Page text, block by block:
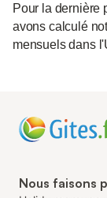
Pour la dernière
avons calculé
mensuels dans
Nous faisons